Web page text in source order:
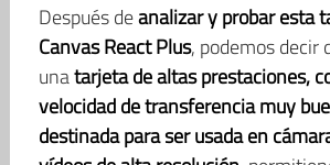
Después deanalizar y probar esta
Canvas React Plus, podemos decir
unatarjeta de altas prestaciones,
velocidad de transferencia muy
destinada para ser usada en